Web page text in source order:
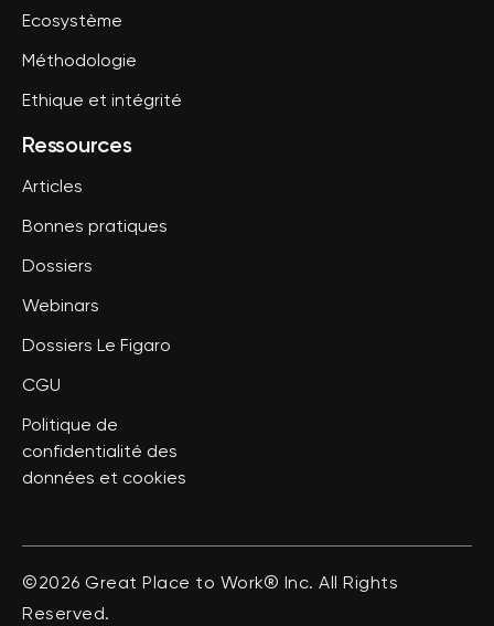
Ecosystème
Méthodologie
Ethique et intégrité
Ressources
Articles
Bonnes pratiques
Dossiers
Webinars
Dossiers Le Figaro
CGU
Politique de
confidentialité des
données et cookies
©2026 Great Place to Work® Inc. All Rights
Reserved.